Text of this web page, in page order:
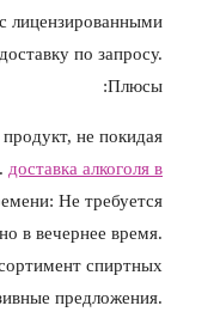
лицензированными
по запросу.
Плюсы:
не покидая
доставка алкоголя в
Не требуется
в вечернее время.
спиртных
предложения.